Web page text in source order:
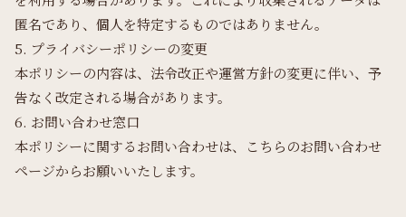
匿名であり、個人を特定するものではありません。
5. プライバシーポリシーの変更
本ポリシーの内容は、法令改正や運営方針の変更に伴い、予
告なく改定される場合があります。
6. お問い合わせ窓口
本ポリシーに関するお問い合わせは、こちらのお問い合わせ
ページからお願いいたします。